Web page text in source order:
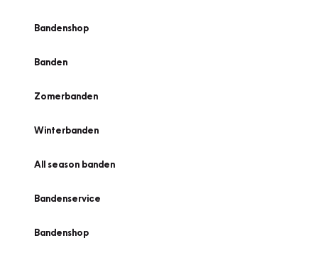
Bandenshop
Banden
Zomerbanden
Winterbanden
All season banden
Bandenservice
Bandenshop